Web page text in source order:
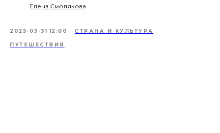
Елена Смолякова
2025-03-31 12:00 СТРАНА И КУЛЬТУРА
ПУТЕШЕСТВИЯ